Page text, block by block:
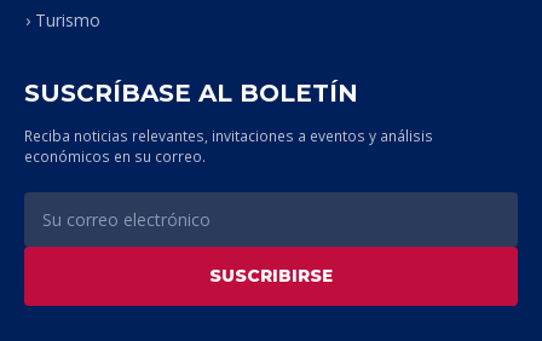
› Turismo
SUSCRÍBASE AL BOLETÍN
Reciba noticias relevantes, invitaciones a eventos y análisis
económicos en su correo.
SUSCRIBIRSE